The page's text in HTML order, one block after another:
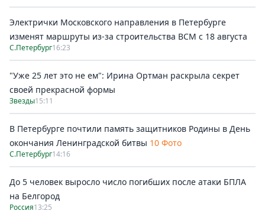
Электрички Московского направления в Петербурге
изменят маршруты из-за строительства ВСМ с 18 августа
С.Петербург16:23
"Уже 25 лет это не ем": Ирина Ортман раскрыла секрет
своей прекрасной формы
Звезды15:11
В Петербурге почтили память защитников Родины в День
окончания Ленинградской битвы 10 Фото
С.Петербург14:16
До 5 человек выросло число погибших после атаки БПЛА
на Белгород
Россия13:25